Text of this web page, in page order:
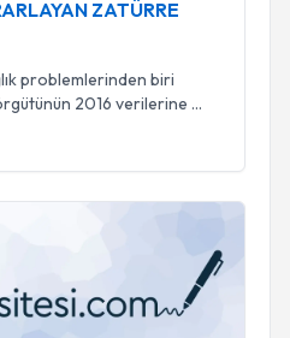
ZATÜRRE
problemlerinden biri
2016 verilerine ...